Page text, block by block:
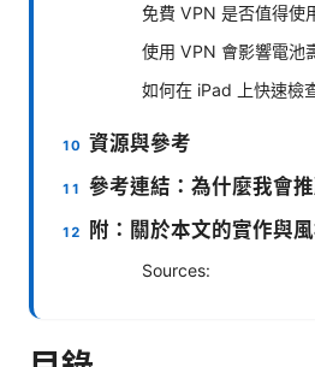
免費 VPN 是否值得使
使用 VPN 會影響電池
如何在 iPad 上快速檢
資源與參考
參考連結：為什麼我會
附：關於本文的實作與
Sources: